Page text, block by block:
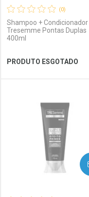
Ver Desconto Convênio
(0)
Shampoo + Condicionador
Tresemme Pontas Duplas
400ml
PRODUTO ESGOTADO
Laboratório
Por Menos
AVISE-ME